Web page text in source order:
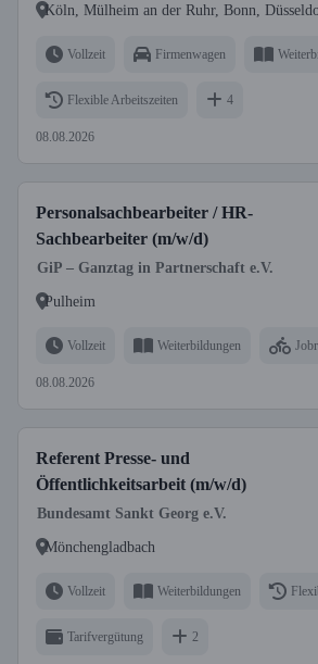
Köln, Mülheim an der Ruhr, Bonn,
Vollzeit Firmenwagen
Flexible Arbeitszeiten 4
08.08.2026
Personalsachbearbeiter / HR-
Sachbearbeiter (m/w/d)
GiP – Ganztag in Partnerschaft e.V.
Pulheim
Vollzeit Weiterbildungen
08.08.2026
Referent Presse- und
Öffentlichkeitsarbeit (m/w/d)
Bundesamt Sankt Georg e.V.
Mönchengladbach
Vollzeit Weiterbildungen
Tarifvergütung 2